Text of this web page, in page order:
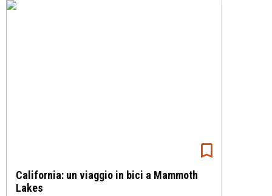
California: un viaggio in bici a Mammoth
Lakes